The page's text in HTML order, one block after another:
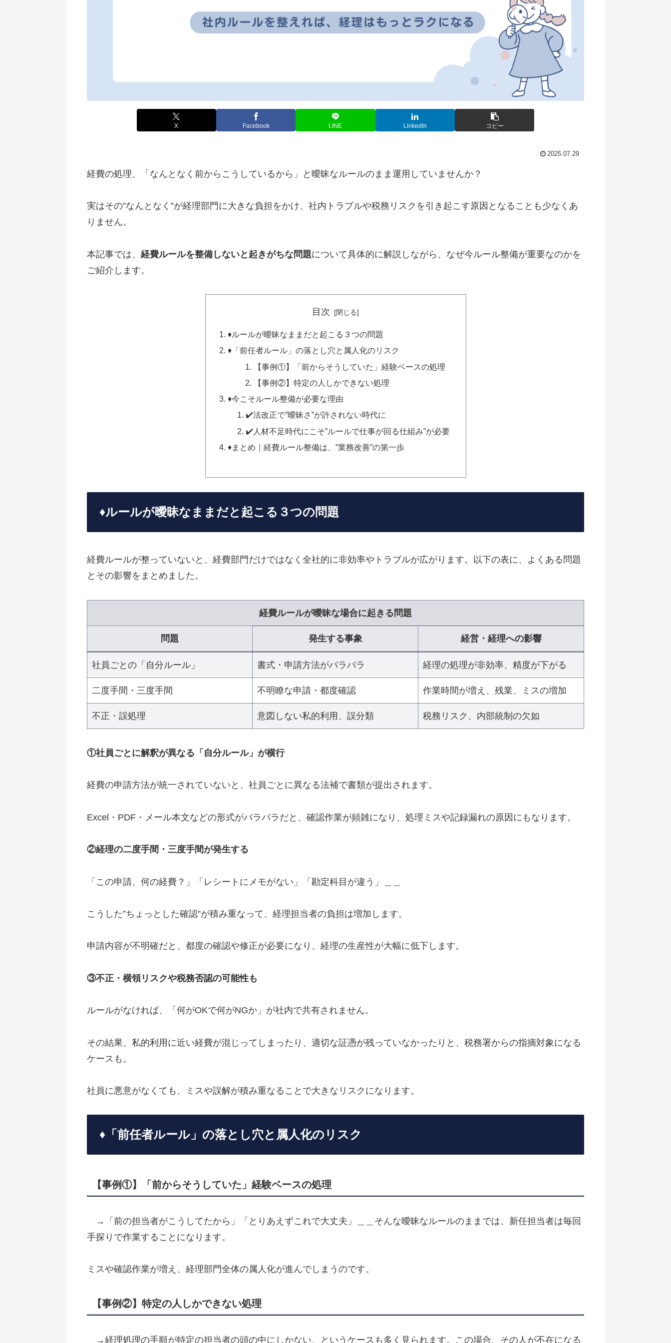
X Facebook LINE LinkedIn コピー
2025.07.29
経費の処理、「なんとなく前からこうしているから」と曖昧なルールのまま運用していませんか？
実はその”なんとなく”が経理部門に大きな負担をかけ、社内トラブルや税務リスクを引き起こす原因となることも少なくあ
りません。
本記事では、 経費ルールを整備しないと起きがちな問題について具体的に解説しながら、なぜ今ルール整備が重要なのかを
ご紹介します。
目次
♦️ルールが曖昧なままだと起こる３つの問題
♦️「前任者ルール」の落とし穴と属人化のリスク
【事例①】「前からそうしていた」経験ベースの処理
【事例②】特定の人しかできない処理
♦️今こそルール整備が必要な理由
✔️法改正で”曖昧さ”が許されない時代に
✔️人材不足時代にこそ”ルールで仕事が回る仕組み”が必要
♦️まとめ｜経費ルール整備は、”業務改善”の第一歩
♦️ルールが曖昧なままだと起こる３つの問題
経費ルールが整っていないと、経費部門だけではなく全社的に非効率やトラブルが広がります。以下の表に、よくある問題
とその影響をまとめました。
経費ルールが曖昧な場合に起きる問題
問題 発生する事象 経営・経理への影響
社員ごとの「自分ルール」 書式・申請方法がバラバラ 経理の処理が非効率、精度が下がる
二度手間・三度手間 不明瞭な申請・都度確認 作業時間が増え、残業、ミスの増加
不正・誤処理 意図しない私的利用、誤分類 税務リスク、内部統制の欠如
①社員ごとに解釈が異なる「自分ルール」が横行
経費の申請方法が統一されていないと、社員ごとに異なる法補で書類が提出されます。
Excel・PDF・メール本文などの形式がバラバラだと、確認作業が頻雑になり、処理ミスや記録漏れの原因にもなります。
②経理の二度手間・三度手間が発生する
「この申請、何の経費？」「レシートにメモがない」「勘定科目が違う」＿＿
こうした”ちょっとした確認”が積み重なって、経理担当者の負担は増加します。
申請内容が不明確だと、都度の確認や修正が必要になり、経理の生産性が大幅に低下します。
③不正・横領リスクや税務否認の可能性も
ルールがなければ、「何がOKで何がNGか」が社内で共有されません。
その結果、私的利用に近い経費が混じってしまったり、適切な証憑が残っていなかったりと、税務署からの指摘対象になる
ケースも。
社員に悪意がなくても、ミスや誤解が積み重なることで大きなリスクになります。
♦️「前任者ルール」の落とし穴と属人化のリスク
【事例①】「前からそうしていた」経験ベースの処理
→「前の担当者がこうしてたから」「とりあえずこれで大丈夫」＿＿そんな曖昧なルールのままでは、新任担当者は毎回
手探りで作業することになります。
ミスや確認作業が増え、経理部門全体の属人化が進んでしまうのです。
【事例②】特定の人しかできない処理
→経理処理の手順が特定の担当者の頭の中にしかない、というケースも多く見られます。この場合、その人が不在になる